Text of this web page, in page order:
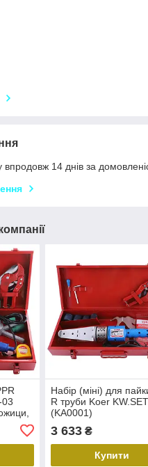
14 днів за
03
Набір (міні) для
R труби Koer
(KA0001)
3 633₴
Купити